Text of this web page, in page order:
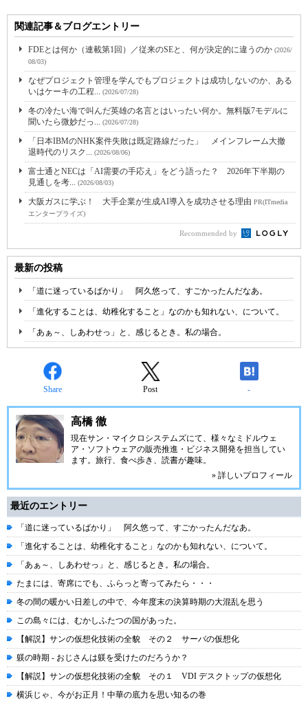
関連記事＆ブログエントリー
FDEとは何か（連載第1回）／従来のSEと、何が決定的に違うのか (2026/
08/03)
なぜプロジェクト管理を学んでもプロジェクトは成功しないのか、ある
いはケーキの工程... (2026/07/28)
冬の冷たい海で叫んだ英雄の名言とはいったい何か。無料版7モデルに
聞いたら微妙だっ... (2026/07/28)
「日本IBMのNHK案件失敗は既定路線だった」 メインフレーム大撤
退時代のリスク... (2026/08/06)
富士通とNECは「AI需要の手応え」をどう語った？ 2026年下半期の
見通しを考... (2026/08/03)
大阪ガスに学ぶ！ 大手企業が生成AI導入を成功させる理由 PR(ITmedia
エンタープライズ)
Recommended by
最新の投稿
「道に迷っているばかり」 阿久悠って、すごかったんだなあ。
「進化することは、幼稚化すること」なのかも知れない、について。
「あぁ～、しあわせっ」と、感じるとき。私の場合。
Share Post -
高橋 徹
現在サン・マイクロシステムズにて、様々なミドルウェ
ア・ソフトウェアの販売推進・ビジネス開発を担当してい
ます。旅行、食べ歩き、読書が趣味。
» 詳しいプロフィール
最近のエントリー
「道に迷っているばかり」 阿久悠って、すごかったんだなあ。
「進化することは、幼稚化すること」なのかも知れない、について。
「あぁ～、しあわせっ」と、感じるとき。私の場合。
たまには、寄席にでも、ふらっと寄ってみたら・・・
冬の間の暖かい日差しの中で、今年度末の決算時期の大混乱を思う
この島々には、むかしふたつの国があった。
【解説】サンの仮想化技術の全貌 その２ サーバの仮想化
躾の時期 - おじさんは躾を受けたのだろうか？
【解説】サンの仮想化技術の全貌 その１ VDI デスクトップの仮想化
横浜じゃ、今がお正月！中華の底力を思い知るの巻